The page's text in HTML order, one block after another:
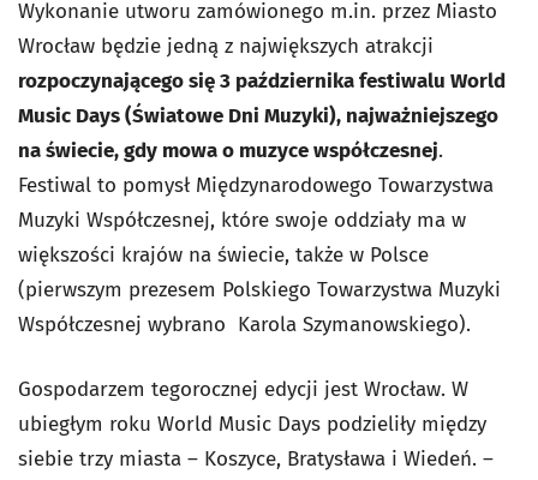
Wykonanie utworu zamówionego m.in. przez Miasto
Wrocław będzie jedną z największych atrakcji
rozpoczynającego się 3 października festiwalu World
Music Days (Światowe Dni Muzyki), najważniejszego
na świecie, gdy mowa o muzyce współczesnej.
Festiwal to pomysł Międzynarodowego Towarzystwa
Muzyki Współczesnej, które swoje oddziały ma w
większości krajów na świecie, także w Polsce
(pierwszym prezesem Polskiego Towarzystwa Muzyki
Współczesnej wybrano Karola Szymanowskiego).
Gospodarzem tegorocznej edycji jest Wrocław. W
ubiegłym roku World Music Days podzieliły między
siebie trzy miasta – Koszyce, Bratysława i Wiedeń. –